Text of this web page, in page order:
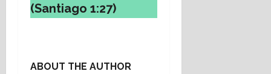
(Santiago 1:27)
ABOUT THE AUTHOR